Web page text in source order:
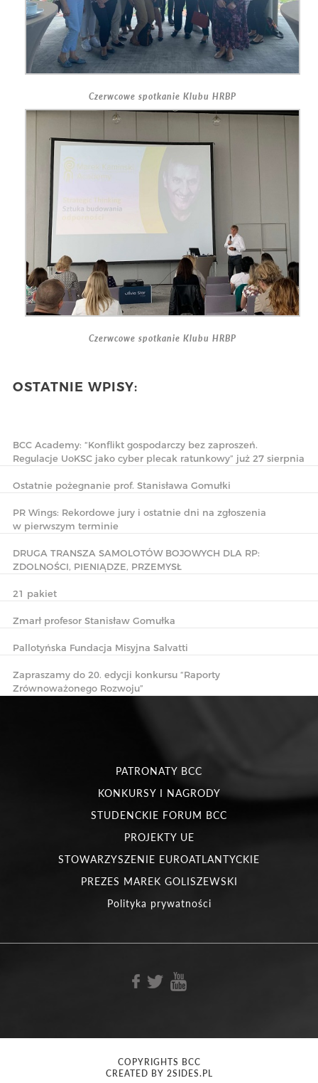
OSTATNIE WPISY:
BCC Academy: “Konflikt gospodarczy bez zaproszeń.
Regulacje UoKSC jako cyber plecak ratunkowy” już 27 sierpnia
Ostatnie pożegnanie prof. Stanisława Gomułki
PR Wings: Rekordowe jury i ostatnie dni na zgłoszenia
w pierwszym terminie
DRUGA TRANSZA SAMOLOTÓW BOJOWYCH DLA RP:
ZDOLNOŚCI, PIENIĄDZE, PRZEMYSŁ
21 pakiet
Zmarł profesor Stanisław Gomułka
Pallotyńska Fundacja Misyjna Salvatti
Zapraszamy do 20. edycji konkursu “Raporty
Zrównoważonego Rozwoju”
Czerwcowe spotkanie Klubu HRBP
Czerwcowe spotkanie Klubu HRBP
PATRONATY BCC
KONKURSY I NAGRODY
STUDENCKIE FORUM BCC
PROJEKTY UE
STOWARZYSZENIE EUROATLANTYCKIE
PREZES MAREK GOLISZEWSKI
Polityka prywatności
COPYRIGHTS BCC
CREATED BY 2SIDES.PL